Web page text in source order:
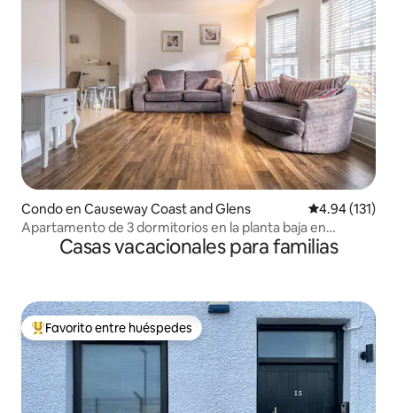
Condo en Causeway Coast and Glens Calificación
4.94 (131)
Apartamento de 3 dormitorios en la planta baja en
Portstewart
Casas vacacionales para familias
Favorito entre huéspedes preferido
Favorito entre huéspedes